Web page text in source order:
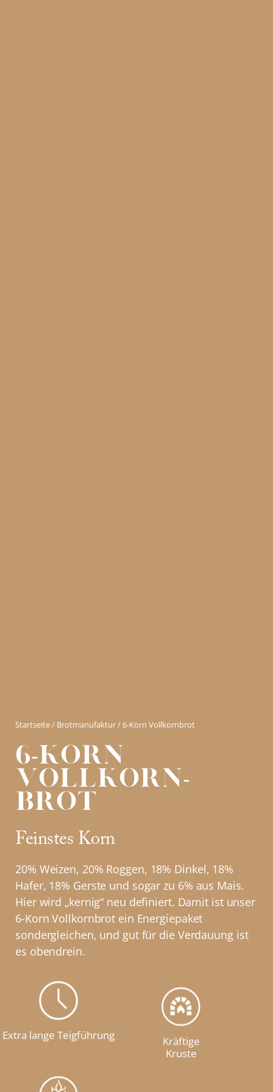
Startseite/ Brotmanufaktur/ 6-Korn Vollkornbrot
6-korn
Vollkorn-
brot
Feinstes Korn
20% Weizen, 20% Roggen, 18% Dinkel, 18%
Hafer, 18% Gerste und sogar zu 6% aus Mais.
Hier wird „kernig“ neu definiert. Damit ist unser
6-Korn Vollkornbrot ein Energiepaket
sondergleichen, und gut für die Verdauung ist
es obendrein.
Extra lange Teigführung
Kräftige
Kruste